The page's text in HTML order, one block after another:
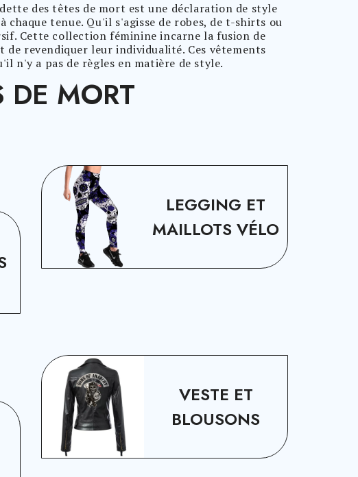
des têtes de mort est une déclaration de style
tenue. Qu'il s'agisse de robes, de t-shirts ou
Cette collection féminine incarne la fusion de
de revendiquer leur individualité. Ces vêtements
n'y a pas de règles en matière de style.
DE MORT
LEGGING ET
MAILLOTS VÉLO
VESTE ET
BLOUSONS